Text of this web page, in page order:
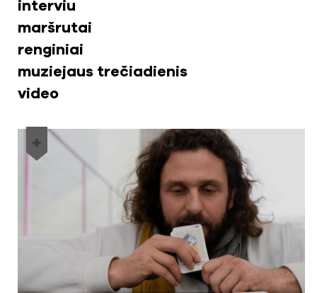
interviu
maršrutai
renginiai
muziejaus trečiadienis
video